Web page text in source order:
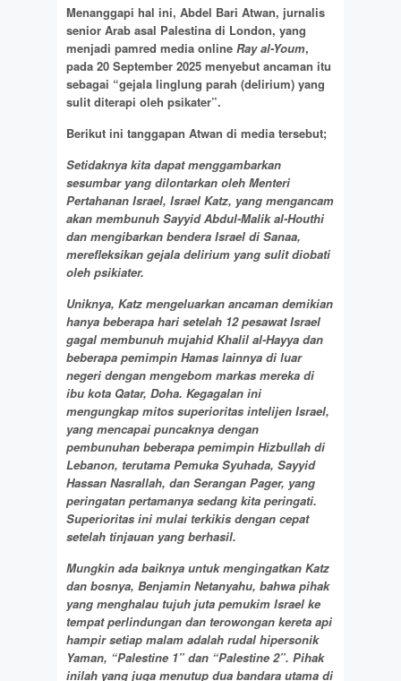
Menanggapi hal ini, Abdel Bari Atwan, jurnalis
senior Arab asal Palestina di London, yang
menjadi pamred media online Ray al-Youm,
pada 20 September 2025 menyebut ancaman itu
sebagai “gejala linglung parah (delirium) yang
sulit diterapi oleh psikater”.
Berikut ini tanggapan Atwan di media tersebut;
Setidaknya kita dapat menggambarkan
sesumbar yang dilontarkan oleh Menteri
Pertahanan Israel, Israel Katz, yang mengancam
akan membunuh Sayyid Abdul-Malik al-Houthi
dan mengibarkan bendera Israel di Sanaa,
merefleksikan gejala delirium yang sulit diobati
oleh psikiater.
Uniknya, Katz mengeluarkan ancaman demikian
hanya beberapa hari setelah 12 pesawat Israel
gagal membunuh mujahid Khalil al-Hayya dan
beberapa pemimpin Hamas lainnya di luar
negeri dengan mengebom markas mereka di
ibu kota Qatar, Doha. Kegagalan ini
mengungkap mitos superioritas intelijen Israel,
yang mencapai puncaknya dengan
pembunuhan beberapa pemimpin Hizbullah di
Lebanon, terutama Pemuka Syuhada, Sayyid
Hassan Nasrallah, dan Serangan Pager, yang
peringatan pertamanya sedang kita peringati.
Superioritas ini mulai terkikis dengan cepat
setelah tinjauan yang berhasil.
Mungkin ada baiknya untuk mengingatkan Katz
dan bosnya, Benjamin Netanyahu, bahwa pihak
yang menghalau tujuh juta pemukim Israel ke
tempat perlindungan dan terowongan kereta api
hampir setiap malam adalah rudal hipersonik
Yaman, “Palestine 1” dan “Palestine 2”. Pihak
inilah yang juga menutup dua bandara utama di